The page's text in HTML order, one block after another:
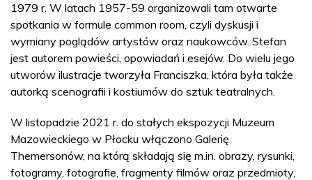
1979 r. W latach 1957-59 organizowali tam otwarte
spotkania w formule common room, czyli dyskusji i
wymiany poglądów artystów oraz naukowców. Stefan
jest autorem powieści, opowiadań i esejów. Do wielu jego
utworów ilustracje tworzyła Franciszka, która była także
autorką scenografii i kostiumów do sztuk teatralnych.
W listopadzie 2021 r. do stałych ekspozycji Muzeum
Mazowieckiego w Płocku włączono Galerię
Themersonów, na którą składają się m.in. obrazy, rysunki,
fotogramy, fotografie, fragmenty filmów oraz przedmioty,